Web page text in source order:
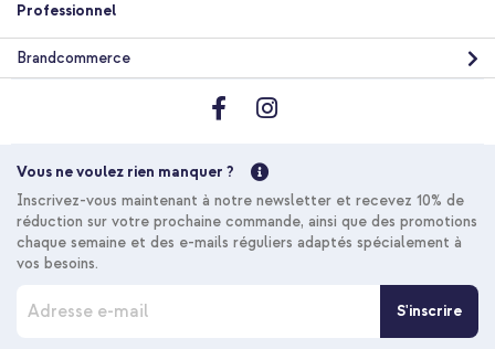
57,98 € 50,98 €
Acheter
Livraison
gratuite
imoshion Coque arrière Color avec cordon amovible et
MagSafe Apple iPhone 14 Pro - Nude + Protecteur d'écran en
Professionnel
Brandcommerce
Vous ne voulez rien manquer ?
Inscrivez-vous maintenant à notre newsletter et recevez 10% de
réduction sur votre prochaine commande, ainsi que des promotions
chaque semaine et des e-mails réguliers adaptés spécialement à
vos besoins.
S'inscrire